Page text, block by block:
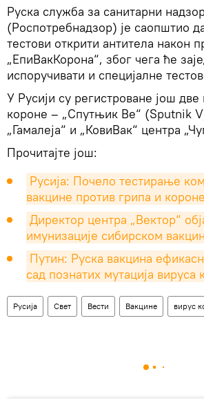
Руска служба за санитарни
(Роспотребнадзор) је саопштио
тестови открити антитела након
„ЕпиВакКорона“, због чега ће
испоручивати и специјалне
У Русији су регистроване још
короне – „Спутњик Ве“ (Sputnik
„Гамалеја“ и „КовиВак“ центра
Прочитајте још:
Русија: Почело тестирање
вакцине против грипа и короне
Директор центра „Вектор“
имунизације сибирском
Путин: Руска вакцина
сад познатих мутација вируса
Русија Свет Вести Вакцине вирус